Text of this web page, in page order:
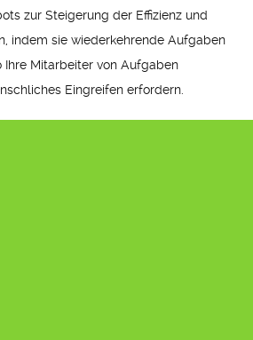
zur Steigerung der Effizienz und
indem sie wiederkehrende Aufgaben
Ihre Mitarbeiter von Aufgaben
Eingreifen erfordern.